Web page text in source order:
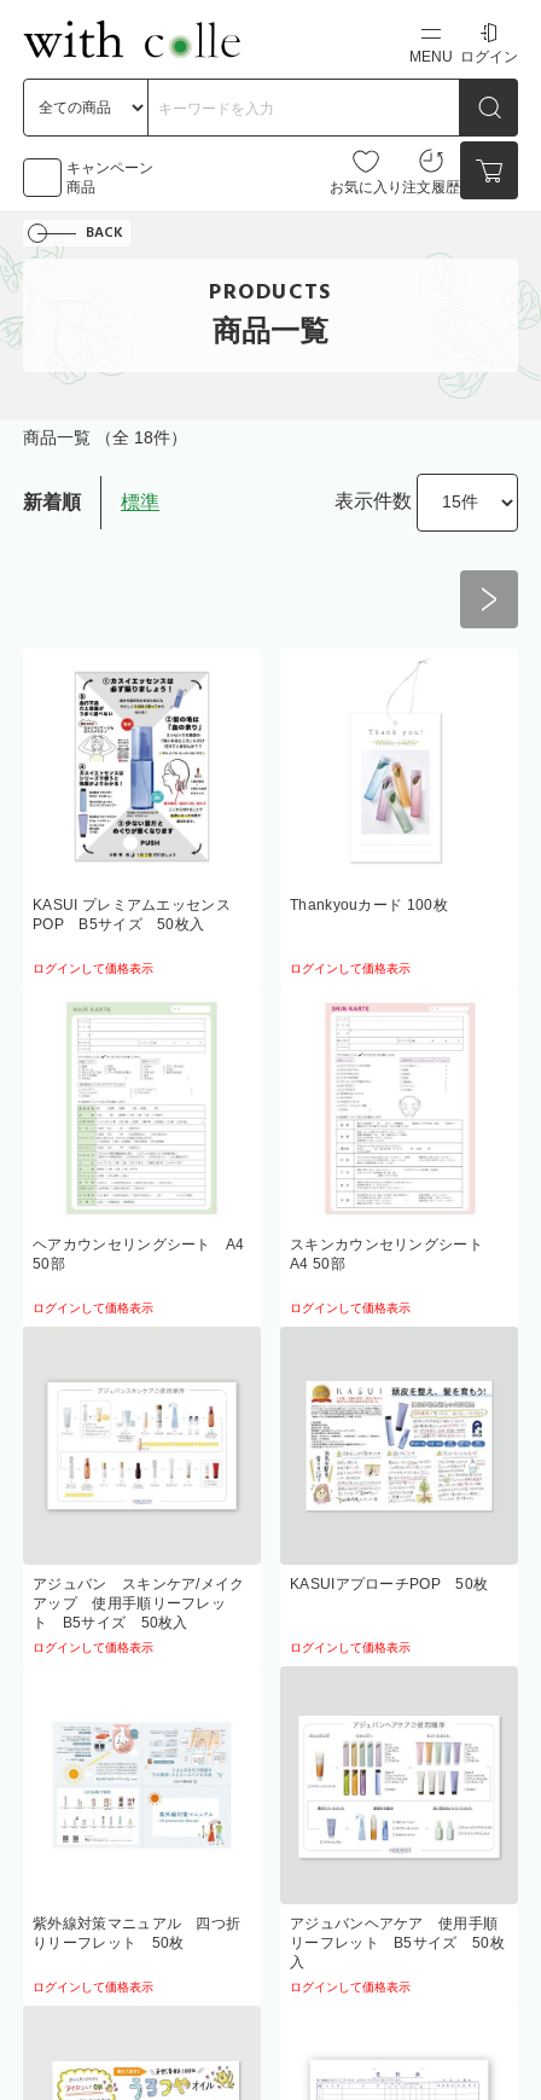
MENU
新規会員登録
ログイン
キャンペーン
商品
お気に入り 注文履歴
0点
BACK
PRODUCTS
商品一覧
商品一覧 （全 18件）
新着順 標準 表示件数
KASUI プレミアムエッセンス
POP B5サイズ 50枚入
ログインして価格表示
Thankyouカード 100枚
ログインして価格表示
ヘアカウンセリングシート A4
50部
ログインして価格表示
スキンカウンセリングシート
A4 50部
ログインして価格表示
アジュバン スキンケア/メイク
アップ 使用手順リーフレッ
ト B5サイズ 50枚入
ログインして価格表示
KASUIアプローチPOP 50枚
ログインして価格表示
紫外線対策マニュアル 四つ折
りリーフレット 50枚
ログインして価格表示
アジュバンヘアケア 使用手順
リーフレット B5サイズ 50枚
入
ログインして価格表示